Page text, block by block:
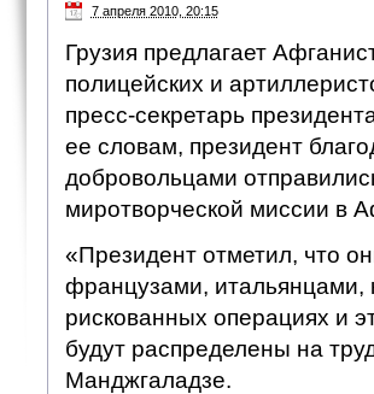
7 апреля 2010, 20:15
Грузия предлагает
полицейских и
пресс-секретарь
ее словам, президент
добровольцами
миротворческой миссии в
«Президент отметил, что
французами, итальянцами,
рискованных операциях и
будут распределены на
Манджгаладзе.